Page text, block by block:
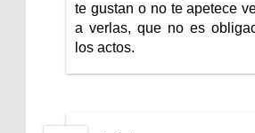
te gustan o no te apetece
a verlas, que no es
los actos.